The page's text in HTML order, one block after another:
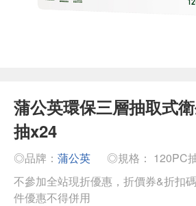
蒲公英環保三層抽取式
抽x24
◎品牌： 蒲公英
◎規格： 120PC
不參加全站現折優惠，折價券&折扣
件優惠不得併用